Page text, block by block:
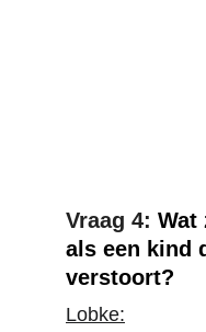
Vraag 4: Wat
als een kind
verstoort?
Lobke: